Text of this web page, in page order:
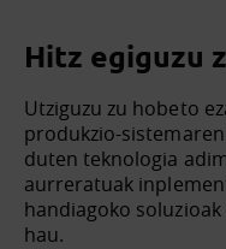
Hitz egiguzu
Utziguzu zu hobeto
produkzio-
duten teknologia
aurreratuak
handiagoko
hau.